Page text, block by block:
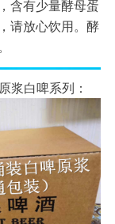
含有少量酵母蛋
请放心饮用。酵
浆白啤系列：